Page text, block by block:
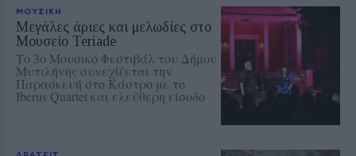
ΜΟΥΣΙΚΗ
Μεγάλες άριες και μελωδίες στο
Μουσείο Teriade
Το 3ο Μουσικό Φεστιβάλ του Δήμου
Μυτιλήνης συνεχίζεται την
Παρασκευή στο Κάστρο με το
Iberus Quartet και ελεύθερη είσοδο